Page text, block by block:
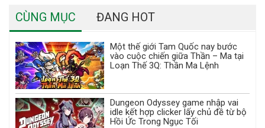
CÙNG MỤC ĐANG HOT
Một thế giới Tam Quốc nay bước
vào cuộc chiến giữa Thần – Ma tại
Loạn Thế 3Q: Thần Ma Lệnh
Dungeon Odyssey game nhập vai
idle kết hợp clicker lấy chủ đề từ bộ
Hồi Ức Trong Ngục Tối